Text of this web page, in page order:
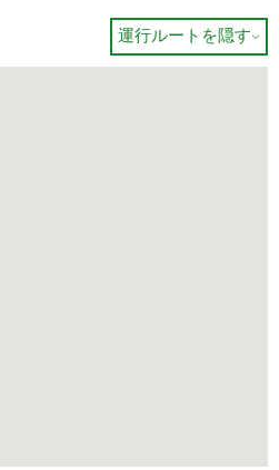
運行ルートを隠す